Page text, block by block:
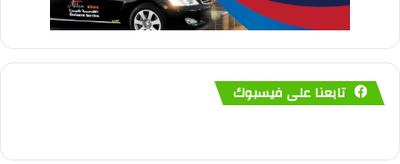
تابعنا على فيسبوك